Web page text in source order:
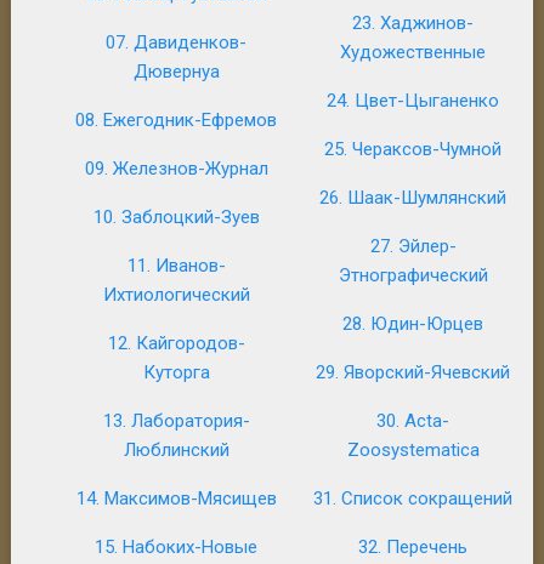
07. Давиденков-
Дювернуа
08. Ежегодник-Ефремов
09. Железнов-Журнал
10. Заблоцкий-Зуев
11. Иванов-
Ихтиологический
12. Кайгородов-
Куторга
13. Лаборатория-
Люблинский
14. Максимов-Мясищев
15. Набоких-Новые
23. Хаджинов-
Художественные
24. Цвет-Цыганенко
25. Чераксов-Чумной
26. Шаак-Шумлянский
27. Эйлер-
Этнографический
28. Юдин-Юрцев
29. Яворский-Ячевский
30. Acta-
Zoosystematica
31. Список сокращений
32. Перечень